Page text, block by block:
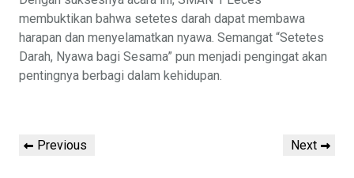
membuktikan bahwa setetes darah dapat membawa
harapan dan menyelamatkan nyawa. Semangat “Setetes
Darah, Nyawa bagi Sesama” pun menjadi pengingat akan
pentingnya berbagi dalam kehidupan.
Post
navigation
Previous
Previous
Next
Next